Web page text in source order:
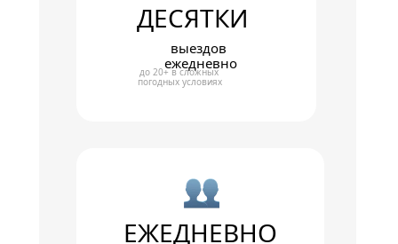
ЕЖЕДНЕВНО
ДЕСЯТКИ
выездов
ежедневно
до 20+ в сложных
погодных условиях